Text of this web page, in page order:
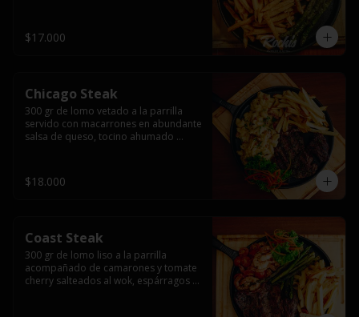
$17.000
Chicago Steak
300 gr de lomo vetado a la parrilla
servido con macarrones en abundante
salsa de queso, tocino ahumado
$18.000
Coast Steak
300 gr de lomo liso a la parrilla
acompañado de camarones y tomate
cherry salteados al wok, espárragos